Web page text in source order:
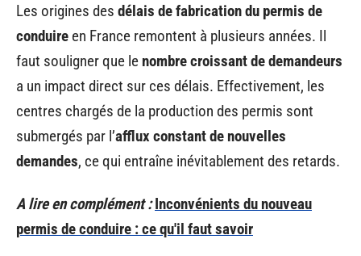
Les origines des délais de fabrication du permis de
conduire en France remontent à plusieurs années. Il
faut souligner que le nombre croissant de demandeurs
a un impact direct sur ces délais. Effectivement, les
centres chargés de la production des permis sont
submergés par l’afflux constant de nouvelles
demandes, ce qui entraîne inévitablement des retards.
A lire en complément : Inconvénients du nouveau
permis de conduire : ce qu'il faut savoir